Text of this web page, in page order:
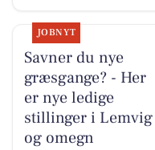
JOBNYT
Savner du nye
græsgange? - Her
er nye ledige
stillinger i Lemvig
og omegn